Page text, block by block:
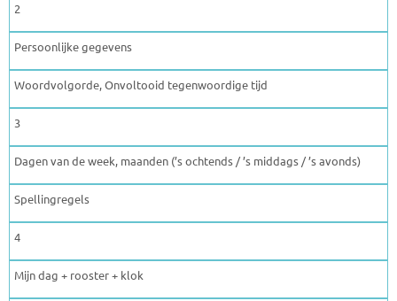
2
Persoonlijke gegevens
Woordvolgorde, Onvoltooid tegenwoordige tijd
3
Dagen van de week, maanden (’s ochtends / ’s middags / ’s avonds)
Spellingregels
4
Mijn dag + rooster + klok